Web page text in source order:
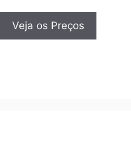
Veja os Preços